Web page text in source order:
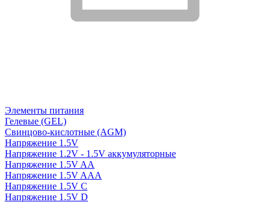
Элементы питания
Гелевые (GEL)
Свинцово-кислотные (AGM)
Напряжение 1.5V
Напряжение 1.2V - 1.5V аккумуляторные
Напряжение 1.5V AA
Напряжение 1.5V AAA
Напряжение 1.5V C
Напряжение 1.5V D